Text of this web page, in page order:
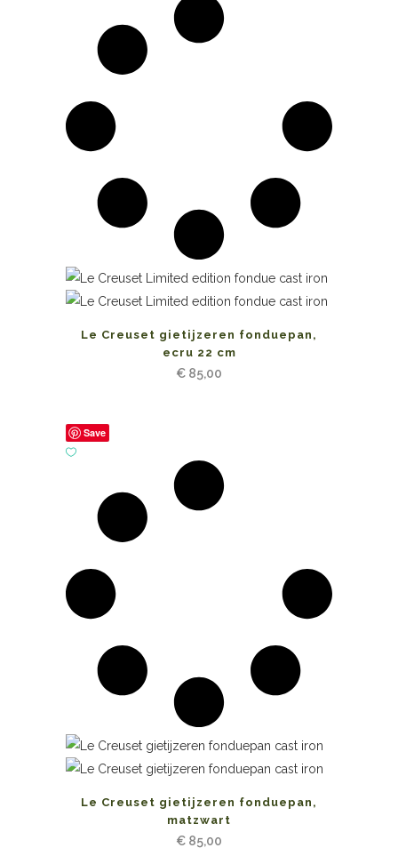
Le Creuset gietijzeren fonduepan,
ecru 22 cm
€ 85,00
Save
Le Creuset gietijzeren fonduepan,
matzwart
€ 85,00